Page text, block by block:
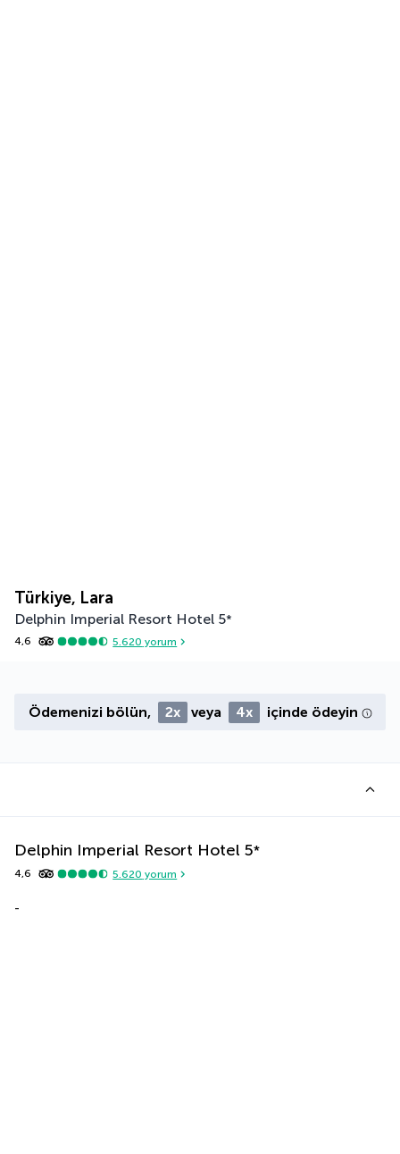
Türkiye, Lara
Delphin Imperial Resort Hotel 5*
4,6 5.620 yorum
Ödemenizi bölün, 2x veya 4x içinde ödeyin
Delphin Imperial Resort Hotel 5*
4,6 5.620 yorum
-